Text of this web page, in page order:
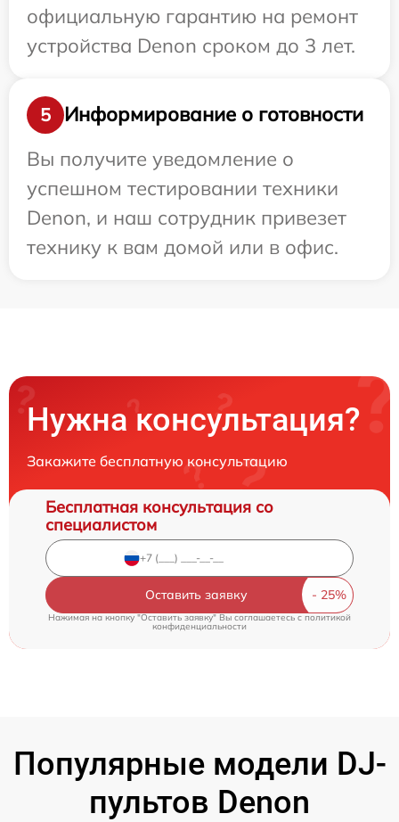
официальную гарантию на ремонт
устройства Denon сроком до 3 лет.
5
Информирование о готовности
Вы получите уведомление о
успешном тестировании техники
Denon, и наш сотрудник привезет
технику к вам домой или в офис.
Нужна консультация?
Закажите бесплатную консультацию
Бесплатная консультация со
специалистом
Оставить заявку
Нажимая на кнопку "Оставить заявку" Вы соглашаетесь cполитикой
конфиденциальности
Популярные модели DJ-
пультов Denon